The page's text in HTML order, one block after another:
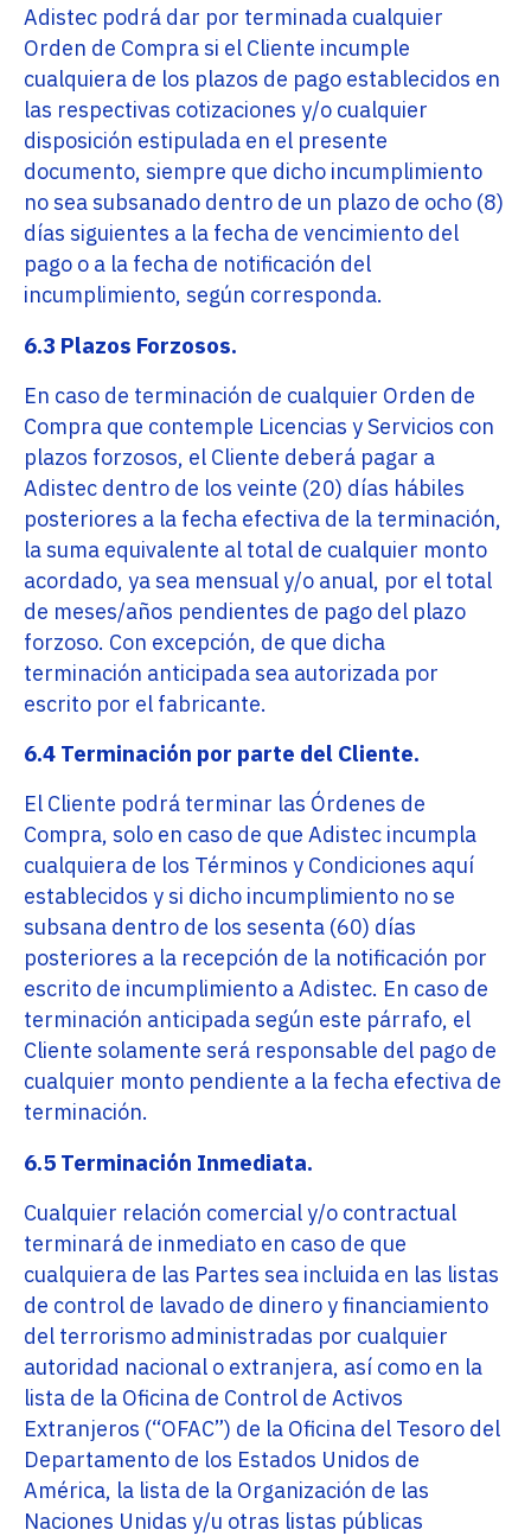
Adistec podrá dar por terminada cualquier
Orden de Compra si el Cliente incumple
cualquiera de los plazos de pago establecidos en
las respectivas cotizaciones y/o cualquier
disposición estipulada en el presente
documento, siempre que dicho incumplimiento
no sea subsanado dentro de un plazo de ocho (8)
días siguientes a la fecha de vencimiento del
pago o a la fecha de notificación del
incumplimiento, según corresponda.
6.3 Plazos Forzosos.
En caso de terminación de cualquier Orden de
Compra que contemple Licencias y Servicios con
plazos forzosos, el Cliente deberá pagar a
Adistec dentro de los veinte (20) días hábiles
posteriores a la fecha efectiva de la terminación,
la suma equivalente al total de cualquier monto
acordado, ya sea mensual y/o anual, por el total
de meses/años pendientes de pago del plazo
forzoso. Con excepción, de que dicha
terminación anticipada sea autorizada por
escrito por el fabricante.
6.4 Terminación por parte del Cliente.
El Cliente podrá terminar las Órdenes de
Compra, solo en caso de que Adistec incumpla
cualquiera de los Términos y Condiciones aquí
establecidos y si dicho incumplimiento no se
subsana dentro de los sesenta (60) días
posteriores a la recepción de la notificación por
escrito de incumplimiento a Adistec. En caso de
terminación anticipada según este párrafo, el
Cliente solamente será responsable del pago de
cualquier monto pendiente a la fecha efectiva de
terminación.
6.5 Terminación Inmediata.
Cualquier relación comercial y/o contractual
terminará de inmediato en caso de que
cualquiera de las Partes sea incluida en las listas
de control de lavado de dinero y financiamiento
del terrorismo administradas por cualquier
autoridad nacional o extranjera, así como en la
lista de la Oficina de Control de Activos
Extranjeros (“OFAC”) de la Oficina del Tesoro del
Departamento de los Estados Unidos de
América, la lista de la Organización de las
Naciones Unidas y/u otras listas públicas